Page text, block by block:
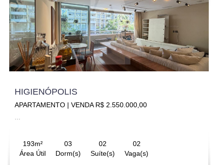
HIGIENÓPOLIS
APARTAMENTO | VENDA R$ 2.550.000,00
193m²
Área Útil
03
Dorm(s)
02
Suíte(s)
02
Vaga(s)